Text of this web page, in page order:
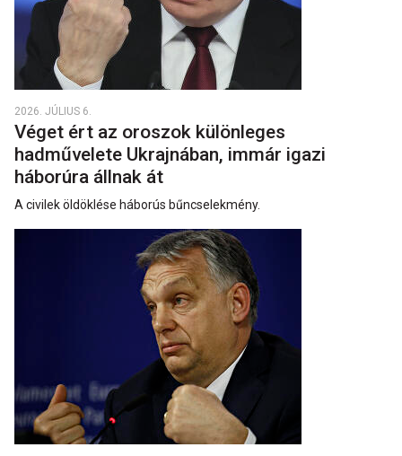
2026. JÚLIUS 6.
Véget ért az oroszok különleges
hadművelete Ukrajnában, immár igazi
háborúra állnak át
A civilek öldöklése háborús bűncselekmény.